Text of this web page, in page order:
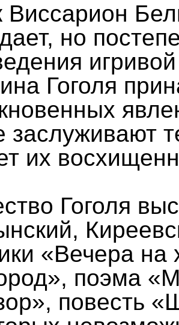
Виссарион
но
Гоголя
заслуживают
их
Гоголя
«Вечера на
поэма
повесть